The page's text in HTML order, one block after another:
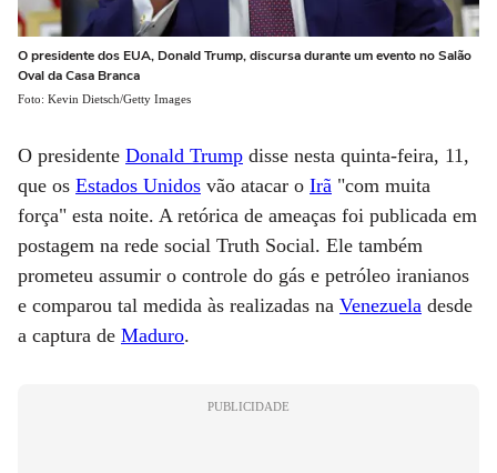
O presidente dos EUA, Donald Trump, discursa durante um evento no Salão
Oval da Casa Branca
Foto: Kevin Dietsch/Getty Images
O presidente Donald Trump disse nesta quinta-feira, 11,
que os Estados Unidos vão atacar o Irã "com muita
força" esta noite. A retórica de ameaças foi publicada em
postagem na rede social Truth Social. Ele também
prometeu assumir o controle do gás e petróleo iranianos
e comparou tal medida às realizadas na Venezuela desde
a captura de Maduro.
PUBLICIDADE